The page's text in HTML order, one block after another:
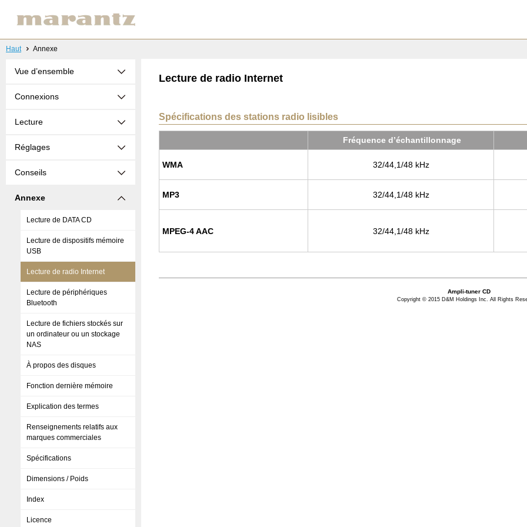
Haut Annexe
Vue d’ensemble
Connexions
Lecture
Réglages
Conseils
Annexe
Lecture de DATA CD
Lecture de dispositifs mémoire
USB
Lecture de radio Internet
Lecture de périphériques
Bluetooth
Lecture de fichiers stockés sur
un ordinateur ou un stockage
NAS
À propos des disques
Fonction dernière mémoire
Explication des termes
Renseignements relatifs aux
marques commerciales
Spécifications
Dimensions / Poids
Index
Licence
Lecture de radio Internet
Spécifications des stations radio lisibles
Fré­quence d’échan­tillon­nage
WMA 32/44,1/48 kHz
MP3 32/44,1/48 kHz
MPEG-4 AAC 32/44,1/48 kHz
Ampli-tuner CD
Copyright © 2015 D&M Holdings Inc. All Rights